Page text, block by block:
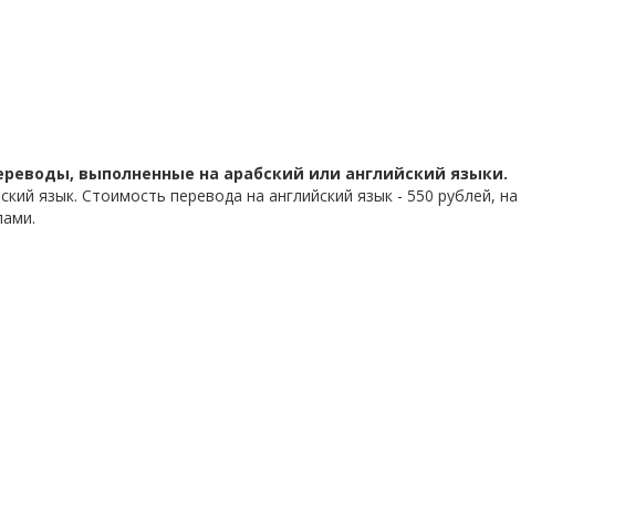
выполненные на арабский или английский языки.
язык. Стоимость перевода на английский язык - 550 рублей, на